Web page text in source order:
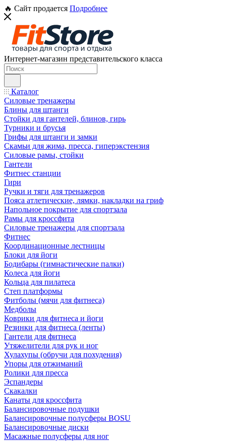
🔥 Сайт продается Подробнее
Интернет-магазин представительского класса
Каталог
Силовые тренажеры
Блины для штанги
Стойки для гантелей, блинов, гирь
Турники и брусья
Грифы для штанги и замки
Скамьи для жима, пресса, гиперэкстензия
Силовые рамы, стойки
Гантели
Фитнес станции
Гири
Ручки и тяги для тренажеров
Пояса атлетические, лямки, накладки на гриф
Напольное покрытие для спортзала
Рамы для кроссфита
Силовые тренажеры для спортзала
Фитнес
Координационные лестницы
Блоки для йоги
Бодибары (гимнастические палки)
Колеса для йоги
Кольца для пилатеса
Степ платформы
Фитболы (мячи для фитнеса)
Медболы
Коврики для фитнеса и йоги
Резинки для фитнеса (ленты)
Гантели для фитнеса
Утяжелители для рук и ног
Хулахупы (обручи для похудения)
Упоры для отжиманий
Ролики для пресса
Эспандеры
Скакалки
Канаты для кроссфита
Балансировочные подушки
Балансировочные полусферы BOSU
Балансировочные диски
Масажные полусферы для ног